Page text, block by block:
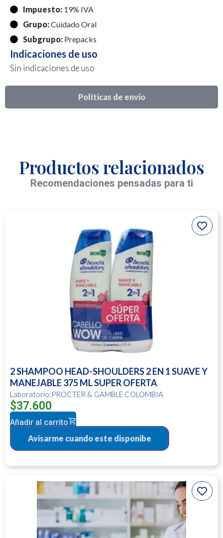
Políticas de envio
Impuesto: 19% IVA
Grupo:Cuidado Oral
Subgrupo: Prepacks
Indicaciones de uso
Sin indicaciones de uso
Productos relacionados
Recomendaciones pensadas para ti
2 SHAMPOO HEAD-SHOULDERS 2 EN 1 SUAVE Y
MANEJABLE 375 ML SUPER OFERTA
Laboratorio:PROCTER & GAMBLE COLOMBIA
$37.600
Añadir al carrito